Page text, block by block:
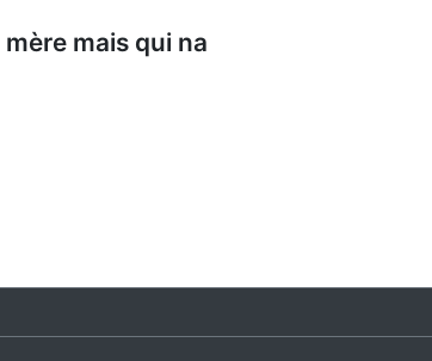
mais qui na